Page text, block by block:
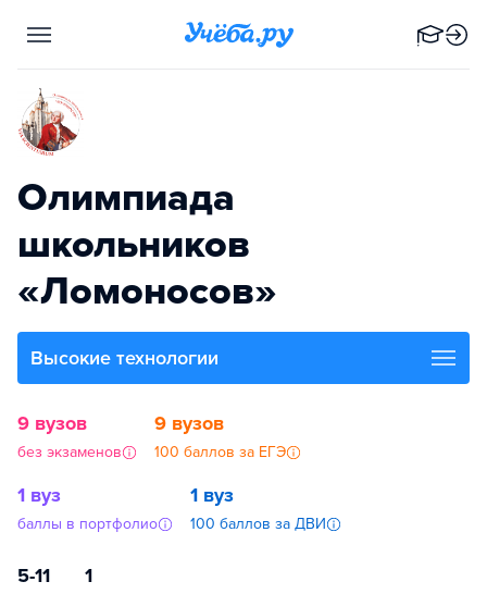
Олимпиада
школьников
«Ломоносов»
Высокие технологии
9 вузов
без экзаменов
9 вузов
100 баллов за ЕГЭ
1 вуз
баллы в портфолио
1 вуз
100 баллов за ДВИ
5-11 1